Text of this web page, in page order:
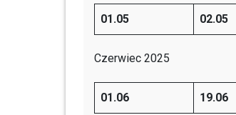
01.05 02.05
Czerwiec 2025
01.06 19.06